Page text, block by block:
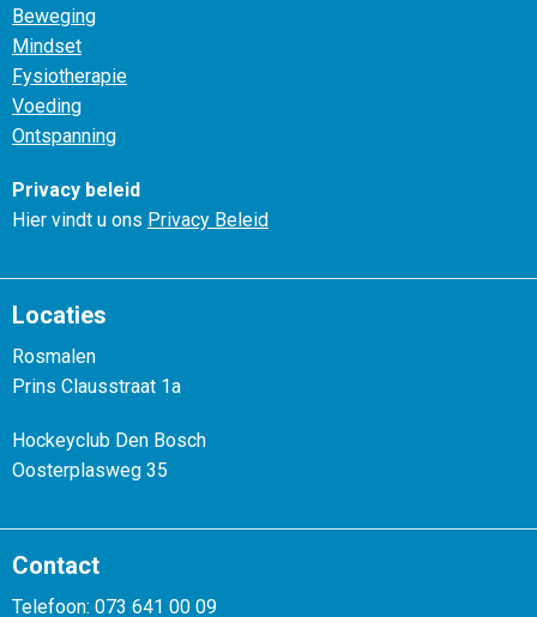
Beweging
Mindset
Fysiotherapie
Voeding
Ontspanning
Privacy beleid
Hier vindt u ons Privacy Beleid
Locaties
Rosmalen
Prins Clausstraat 1a
Hockeyclub Den Bosch
Oosterplasweg 35
Contact
Telefoon: 073 641 00 09